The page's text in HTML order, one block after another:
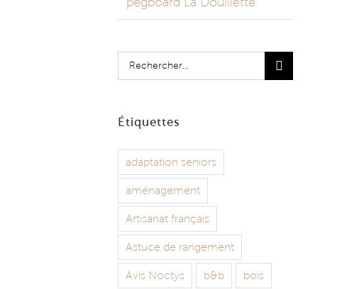
Rechercher:
Étiquettes
adaptation seniors
aménagement
Artisanat français
Astuce de rangement
Avis Noctys b&b bois